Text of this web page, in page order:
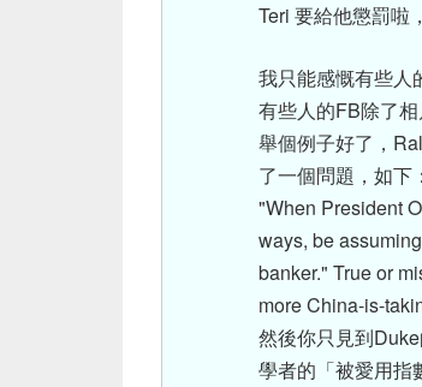
Teri 要給他懲罰啦
我只能感慨有些人
有些人的FB除了
舉個例子好了，
了一個問題，如下
"When President
ways, be
banker." True or
more China-is-
然後你只見到
學者的「被愛用指